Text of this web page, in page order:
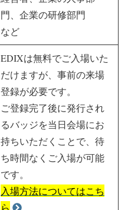
門、企業の研修部門
など
EDIXは無料でご入場いた
だけますが、事前の来場
登録が必要です。
ご登録完了後に発行され
るバッジを当日会場にお
持ちいただくことで、待
ち時間なくご入場が可能
です。
入場方法についてはこち
ら